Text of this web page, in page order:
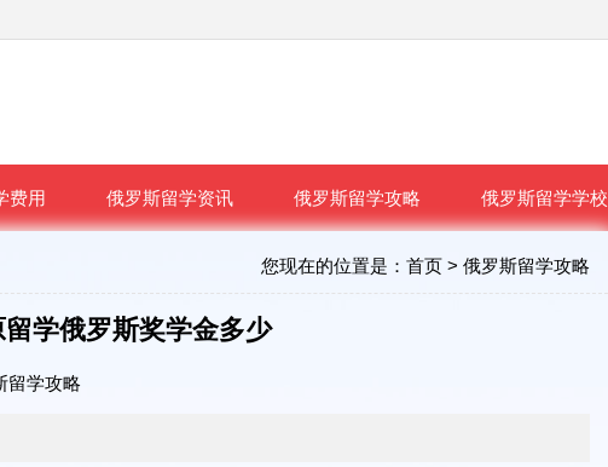
费用 俄罗斯留学资讯 俄罗斯留学攻略 俄罗斯留学学校
您现在的位置是： 首页 > 俄罗斯留学攻略
留学俄罗斯奖学金多少
留学攻略